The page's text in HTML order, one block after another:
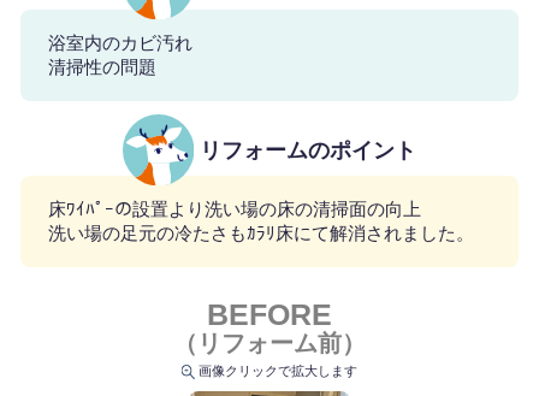
浴室内のカビ汚れ
清掃性の問題
リフォームのポイント
床ﾜｲﾊﾟｰの設置より洗い場の床の清掃面の向上
洗い場の足元の冷たさもｶﾗﾘ床にて解消されました。
BEFORE
（リフォーム前）
画像クリックで拡大します